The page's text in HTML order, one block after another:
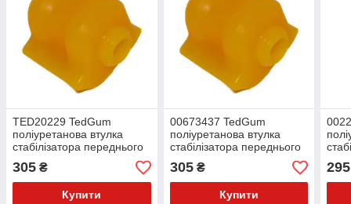
TED20229 TedGum
поліуретанова втулка
стабілізатора переднього
права PolyBush (аналог)
v17
305 ₴
Купити
00673437 TedGum
поліуретанова втулка
стабілізатора переднього
права PolyBush (аналог)
v17
305₴
Купити
295